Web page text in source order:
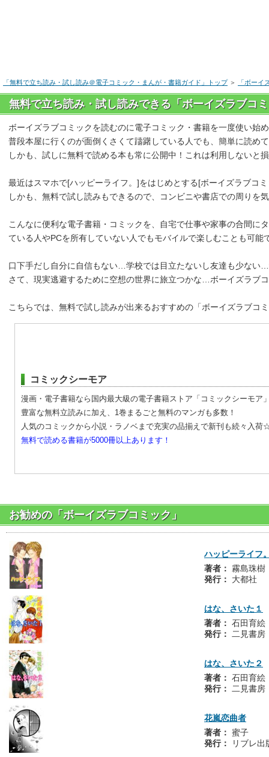
「無料で立ち読み・試し読み＠電子コミック・まんが・書籍ガイド」トップ＞ 「ボーイ
無料で立ち読み・試し読みできる「ボーイズラブコ
ボーイズラブコミックを読むのに電子コミック・書籍を一度使い始
普段本屋に行くのが面倒くさくて躊躇している人でも、簡単に読めて
しかも、試しに無料で読める本も常に公開中！これは利用しないと損
最近はスマホで[ハッピーライフ。]をはじめとする[ボーイズラブコ
しかも、無料で試し読みもできるので、コンビニや書店での周り
こんなに便利な電子書籍・コミックを、自宅で仕事や家事の合間に
ている人やPCを所有していない人でもモバイルで楽しむことも可能
口下手だし自分に自信もない…学校では目立たないし友達も少ない
さて、現実逃避するために空想の世界に旅立つかな…ボーイズラブ
こちらでは、無料で試し読みが出来るおすすめの「ボーイズラブコ
コミックシーモア
漫画・電子書籍なら国内最大級の電子書籍ストア「コミックシーモア」
豊富な無料立読みに加え、1巻まるごと無料のマンガも多数！
人気のコミックから小説・ラノベまで充実の品揃えで新刊も続々入荷
無料で読める書籍が5000冊以上あります！
お勧めの「ボーイズラブコミック」
ハッピーライフ。
著者： 霧島珠樹
発行：
大都社
はな、さいた１
著者： 石田育絵
発行： 二見書房
はな、さいた２
著者： 石田育絵
発行： 二見書房
花嵐恋曲者
著者： 蜜子
発行：
リブレ出